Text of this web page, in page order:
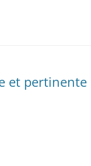
et pertinente